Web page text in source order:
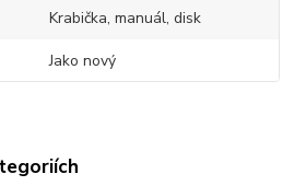
Krabička, manuál, disk
Jako nový